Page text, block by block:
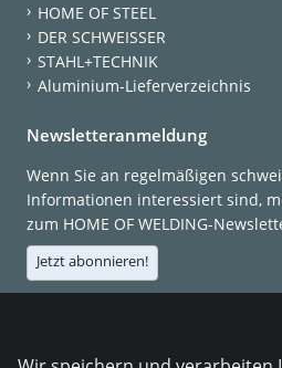
HOME OF STEEL
DER SCHWEISSER
STAHL+TECHNIK
Aluminium-Lieferverzeichnis
Newsletteranmeldung
Wenn Sie an regelmäßigen
Informationen interessiert sind,
zum HOME OF WELDING-
Jetzt abonnieren!